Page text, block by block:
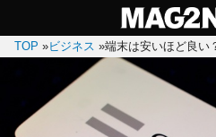
TOP »ビジネス »端末は安いほど良い